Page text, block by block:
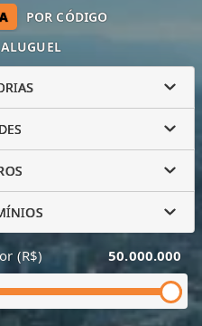
ALUGUEL
POR CÓDIGO
(R$) 50.000.000